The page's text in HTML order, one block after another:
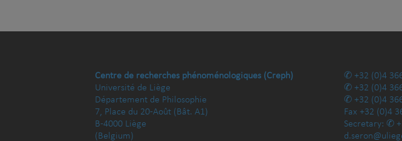
Centre de recherches phénoménologiques (Creph)
Université de Liège
Département de Philosophie
7, Place du 20-Août (Bât. A1)
B-4000 Liège
(Belgium)
+32 (0)4
+32 (0)4
+32 (0)4
Fax +32 (0)4
Secretary: